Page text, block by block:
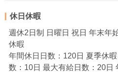
休日休暇
週休2日制 日曜日 祝日 年末年
休暇
年間休日日数：120日 夏季休
数：10日 最大有給日数：20日